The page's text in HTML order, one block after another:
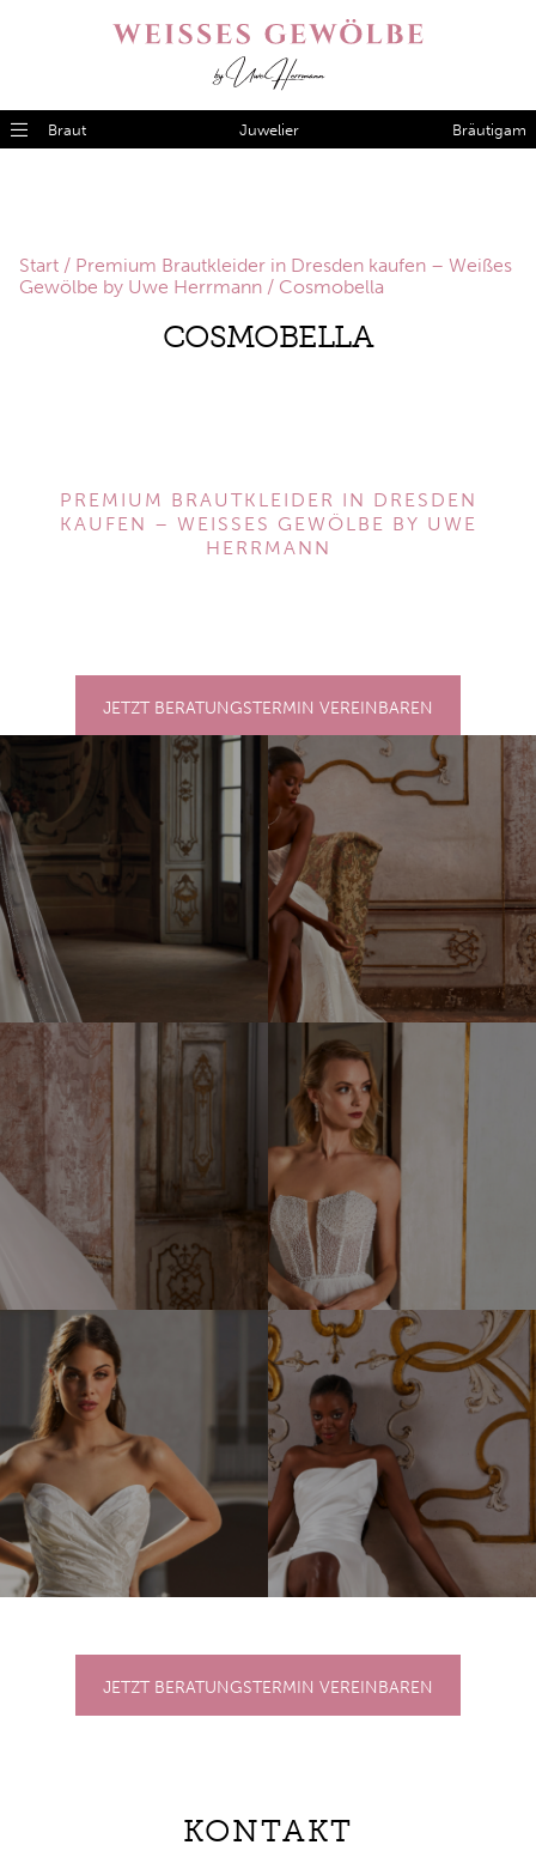
Braut Juwelier Bräutigam
Start / Premium Brautkleider in Dresden kaufen – Weißes
Gewölbe by Uwe Herrmann / Cosmobella
COSMOBELLA
PREMIUM BRAUTKLEIDER IN DRESDEN
KAUFEN – WEISSES GEWÖLBE BY UWE H
ERRMANN
JETZT BERATUNGSTERMIN VEREINBAREN
JETZT BERATUNGSTERMIN VEREINBAREN
KONTAKT